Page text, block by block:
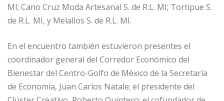
MI; Cano Cruz Moda Artesanal S. de R.L. MI; Tortipue S.
de R.L. MI, y Melallos S. de R.L. MI.
En el encuentro también estuvieron presentes el
coordinador general del Corredor Económico del
Bienestar del Centro-Golfo de México de la Secretaría
de Economía, Juan Carlos Natale; el presidente del